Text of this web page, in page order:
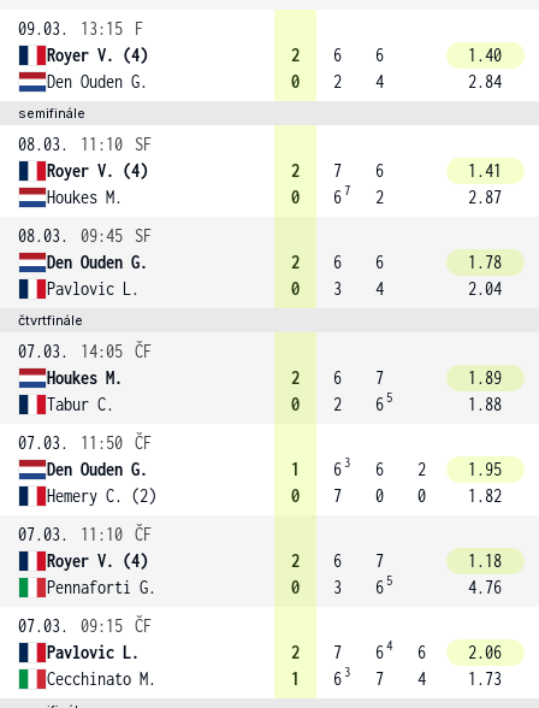
09.03.
13:15
F
Royer V. (4)
Den Ouden G.
2
0
6
2
6
4
1.40
2.84
semifinále
08.03. 11:10
SF
Royer V. (4)
Houkes M.
2
0
7
67
6
2
1.41
2.87
08.03.
09:45
SF
Den Ouden G.
Pavlovic L.
2
0
6
3
6
4
1.78
2.04
čtvrtfinále
07.03. 14:05 ČF
Houkes M.
Tabur C.
2
0
6
2
7
6 5
1.89
1.88
07.03.
11:50 ČF
Den Ouden G.
Hemery C. (2)
1
0
6 3
7
6
0
2
0
1.95
1.82
07.03.
11:10 ČF
Royer V. (4)
Pennaforti G.
2
0
6
3
7
6 5
1.18
4.76
07.03.
09:15 ČF
Pavlovic L.
Cecchinato M.
2
1
7
6 3
64
7
6
4
2.06
1.73